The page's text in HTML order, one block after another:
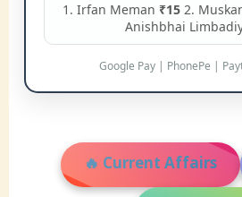
1. Irfan Meman ₹15 2.
Anishbhai
Google Pay | PhonePe |
🔥 Current Affairs